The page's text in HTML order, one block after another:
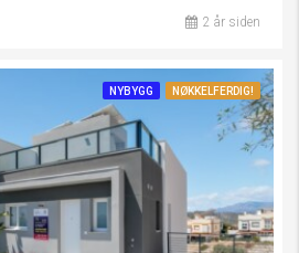
2 år siden
NYBYGG NØKKELFERDIG!